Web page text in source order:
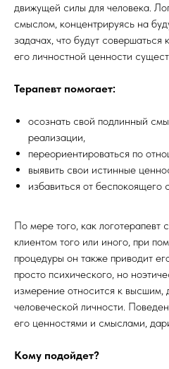
движущей силы для человека.
смыслом, концентрируясь на
задачах, что будут совершаться
его личностной ценности
Терапевт помогает:
осознать свой подлинный
реализации,
переориентироваться по
выявить свои истинные
избавиться от беспокоящего
По мере того, как логотерапевт
клиентом того или иного, при
процедуры он также приводит
просто психического, но
измерение относится к высшим,
человеческой личности.
его ценностями и смыслами,
Кому подойдет?